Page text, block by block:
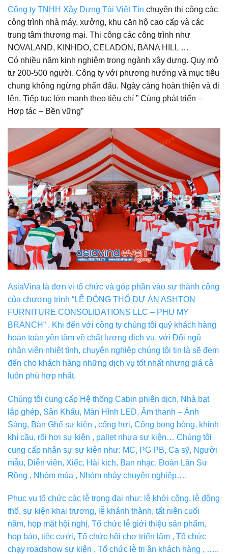
Công ty TNHH Xây Dựng Tài Việt Tín chuyên thi công các
công trình nhà máy, xưởng, khu căn hộ cao cấp và các
trung tâm thương mại. Thi công các công trình như
NOVALAND, KINHDO, CELADON, BANA HILL …
Có nhiều năm kinh nghiêm trong ngành xây dựng. Quy mô
tư 200-500 người. Công ty với phương hướng và mục tiêu
chung không ngừng phấn đấu. Ngày càng hoàn thiện và đi
lên. Tiếp tục lớn mạnh theo tiêu chí ” Cùng phát triển –
Hợp tác – Bền vững”
AsiaVina là đơn vị tổ chức và góp phần vào sự thành công
của chương trình “LỄ ĐỘNG THỔ DỰ ÁN ASHTON
FURNITURE CONSOLIDATIONS LLC – PHU MY
BRANCH” . Khi đến với công ty chúng tôi quý khách hàng
hoàn toàn yên tâm về chất lượng dịch vụ, với Đội ngũ
nhân viên nhiệt tình, chuyên nghiệp chúng tôi tin là sẽ đem
đến cho khách hàng những dịch vụ tốt nhất nhưng giá cả
luôn phù hợp nhất.
Chúng tôi cung cấp Hệ thống Cabin phiên dịch, Nhà bạt
lắp ghép, Sân Khấu, Màn Hình LED, Âm thanh – Ánh
Sáng, Bàn Ghế sự kiện , cổng hơi, Cổng bong bóng, khinh
khí cầu, rối hơi sự kiện , pallet nhựa sự kiện… Chúng tôi
cung cấp nhân sự sự kiện như: MC, PG PB, Ca sỹ, Người
mẫu, Diễn viên, Xiếc, Hài kịch, Ban nhạc, Đoàn Lân Sư
Rồng , Nhóm múa , Nhóm nhảy chuyên nghiệp….
Phục vụ tổ chức các lễ trọng đại như: lễ khởi công, lễ động
thổ, sự kiện khai trương, lễ khánh thành, tất niên cuối
năm, họp mặt hội nghị, Tổ chức lễ giới thiệu sản phẩm,
họp báo, tiệc cưới, Tổ chức hội chợ triển lãm , Tổ chức
chạy roadshow sự kiện , Tổ chức lễ tri ân khách hàng , …..